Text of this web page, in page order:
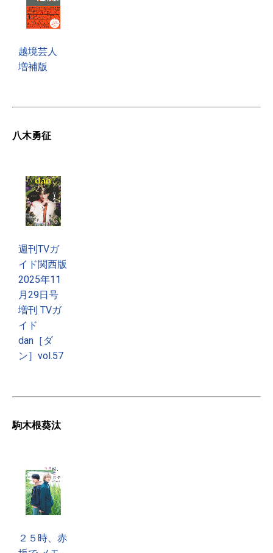
越境芸人
増補版
八木勇征
週刊TVガ
イド関西版
2025年11
月29日号
増刊 TVガ
イド
dan［ダ
ン］vol.57
駒木根葵汰
２５時、赤